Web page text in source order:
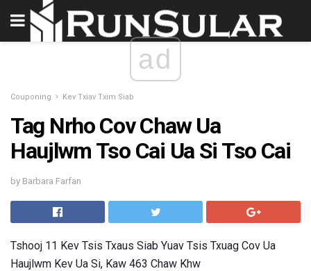
ad
Couponing Kev Txiav Txim Siab
Tag Nrho Cov Chaw Ua
Haujlwm Tso Cai Ua Si Tso Cai
by Barbara Farfan
Tshooj 11 Kev Tsis Txaus Siab Yuav Tsis Txuag Cov Ua
Haujlwm Kev Ua Si, Kaw 463 Chaw Khw